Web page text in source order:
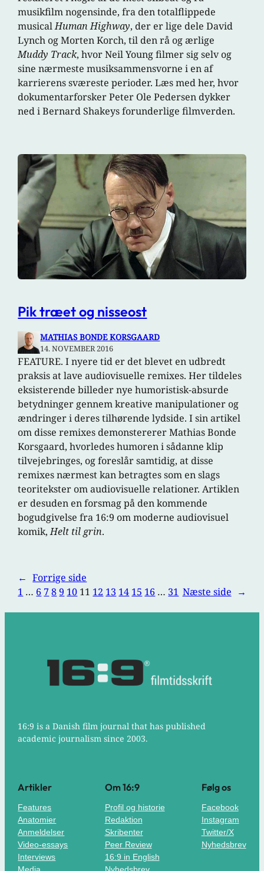
musikfilm nogensinde, fra den totalflippede
musicalHuman Highway, der er lige dele David
Lynch og Morten Korch, til den rå og ærlige
Muddy Track, hvor Neil Young filmer sig selv og
sine nærmeste musiksammensvorne i en af
karrierens sværeste perioder. Læs med her, hvor
dokumentarforsker Peter Ole Pedersen dykker
ned i Bernard Shakeys forunderlige filmverden.
Pik træet og nisseost
MATHIAS BONDE KORSGAARD
14. NOVEMBER 2016
FEATURE. I nyere tid er det blevet en udbredt
praksis at lave audiovisuelle remixes. Her tildeles
eksisterende billeder nye humoristisk-absurde
betydninger gennem kreative manipulationer og
ændringer i deres tilhørende lydside. I sin artikel
om disse remixes demonstererer Mathias Bonde
Korsgaard, hvorledes humoren i sådanne klip
tilvejebringes, og foreslår samtidig, at disse
remixes nærmest kan betragtes som en slags
teoritekster om audiovisuelle relationer. Artiklen
er desuden en forsmag på den kommende
bogudgivelse fra 16:9 om moderne audiovisuel
komik,Helt til grin.
← Forrige side
1 … 6 789 10 11 12 13 14 15 16 … 31 Næste side →
16:9 is a Danish film journal that has published
academic journalism since 2003.
Artikler
Features
Anatomier
Anmeldelser
Video-essays
Interviews
Media
Om 16:9
Profil og historie
Redaktion
Skribenter
Peer Review
16:9 in English
Nyhedsbrev
Følg os
Facebook
Instagram
Twitter/X
Nyhedsbrev